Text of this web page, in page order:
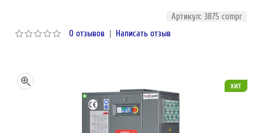
Артикул: 3875 compr
0 отзывов | Написать отзыв
хит